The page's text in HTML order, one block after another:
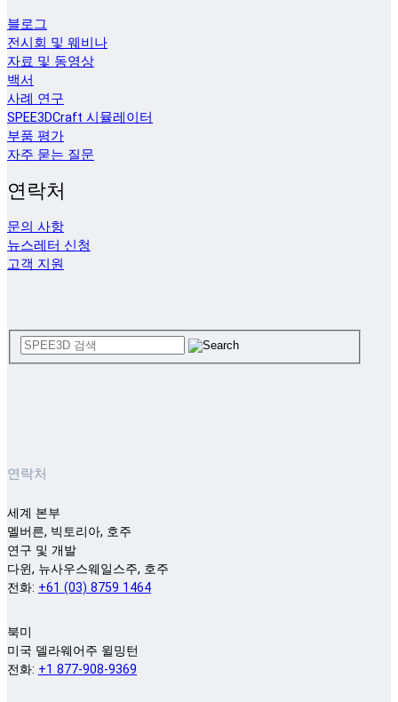
블로그
전시회 및 웨비나
자료 및 동영상
백서
사례 연구
SPEE3DCraft 시뮬레이터
부품 평가
자주 묻는 질문
연락처
문의 사항
뉴스레터 신청
고객 지원
연락처
세계 본부
멜버른, 빅토리아, 호주
연구 및 개발
다윈, 뉴사우스웨일스주, 호주
전화: +61 (03) 8759 1464
북미
미국 델라웨어주 윌밍턴
전화: +1 877-908-9369